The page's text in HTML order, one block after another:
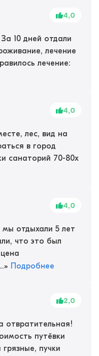
4,0
10 дней отдали
лечение
лечение:
4,0
лес, вид на
в город
санаторий 70-80х
4,0
отдыхали 5 лет
что это был
» Подробнее
2,0
отвратительная!
путёвки
пучки